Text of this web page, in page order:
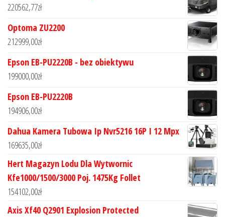
220562,77zł
Optoma ZU2200
212999,00zł
Epson EB-PU2220B - bez obiektywu
199000,00zł
Epson EB-PU2220B
194906,00zł
Dahua Kamera Tubowa Ip Nvr5216 16P I 12 Mpx
169635,00zł
Hert Magazyn Lodu Dla Wytwornic
Kfe1000/1500/3000 Poj. 1475Kg Follet
154102,00zł
Axis Xf40 Q2901 Explosion Protected